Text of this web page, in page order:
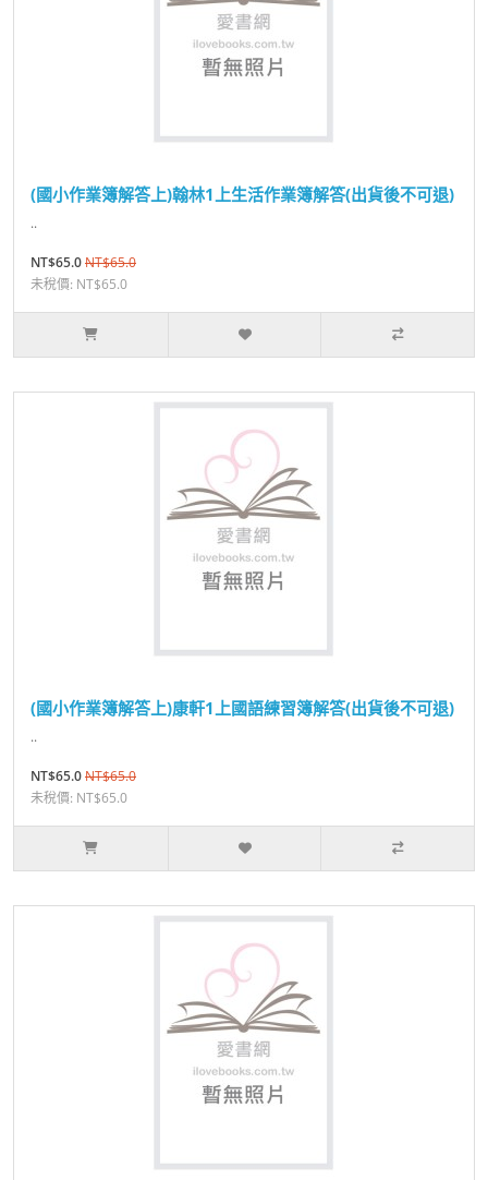
(國小作業簿解答上)翰林1上生活作業簿解答(出貨後不可退)
..
NT$65.0NT$65.0
未稅價: NT$65.0
(國小作業簿解答上)康軒1上國語練習簿解答(出貨後不可退)
..
NT$65.0NT$65.0
未稅價: NT$65.0